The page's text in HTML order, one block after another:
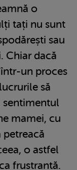
o
tați nu sunt
sau
Chiar dacă
un proces
să
sentimentul
mamei, cu
o astfel
frustrantă.